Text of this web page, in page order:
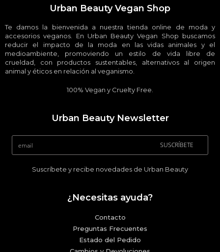
Urban Beauty Vegan Shop
Te damos la bienvenida a nuestra tienda online de moda y
accesorios veganos. En Urban Beauty Vegan Shop buscamos
reducir el impacto de la moda en las vidas animales y el
medioambiente, promoviendo un estilo de vida libre de
crueldad, con productos sustentables, alternativos al origen
animal y éticos en relación al veganismo.
100% Vegan y Cruelty Free.
Urban Beauty Newsletter
SUSCRÍBETE
Suscríbete y recibe novedades de Urban Beauty
¿Necesitas ayuda?
Contacto
Preguntas Frecuentes
Estado del Pedido